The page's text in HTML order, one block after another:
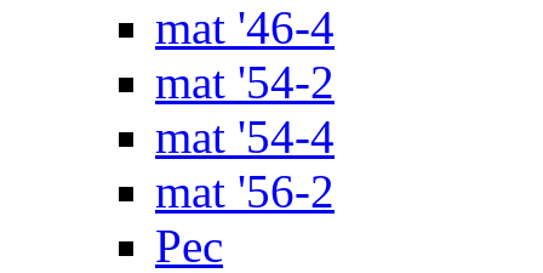
mat '46-4
mat '54-2
mat '54-4
mat '56-2
Pec